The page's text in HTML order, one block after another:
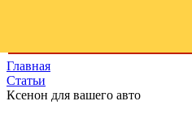
Главная
Статьи
Ксенон для вашего авто